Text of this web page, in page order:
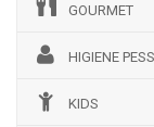
GOURMET
HIGIENE
KIDS